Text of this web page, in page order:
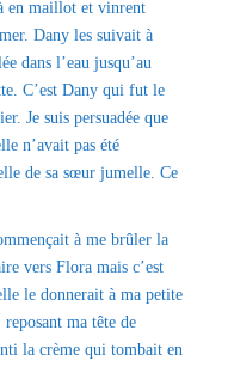
en maillot et vinrent
Dany les suivait à
dans l’eau jusqu’au
C’est Dany qui fut le
Je suis persuadée que
n’avait pas été
de sa sœur jumelle. Ce
à me brûler la
vers Flora mais c’est
le donnerait à ma petite
ma tête de
la crème qui tombait en